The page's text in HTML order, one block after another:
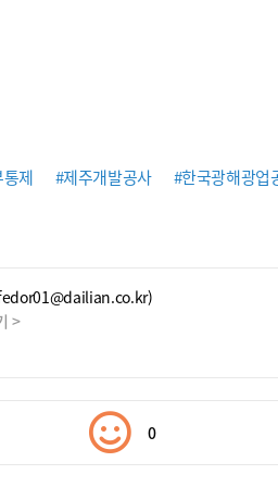
제 #제주개발공사 #한국광해광업
>
0